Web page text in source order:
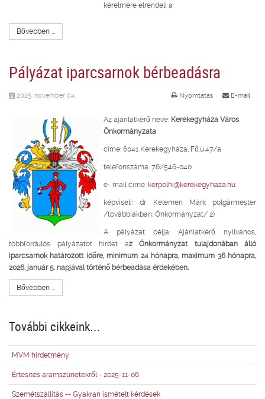
kérelmére elrendeli a
Bővebben ...
Pályázat iparcsarnok bérbeadásra
Nyomtatás E-mail
2025. november 04.
Az ajánlatkérő neve: Kerekegyháza Város
Önkormányzata
címe: 6041 Kerekegyháza, Fő.u.47/a
telefonszáma: 76/546-040
e- mail címe: kerpolhi@kerekegyhaza.hu
képviseli: dr Kelemen Márk polgármester
/továbbiakban: Önkormányzat/ 2)
A pályázat célja: Ajánlatkérő nyilvános,
többfordulós pályázatot hirdet az Önkormányzat tulajdonában álló
iparcsarnok határozott időre, minimum 24 hónapra, maximum 36 hónapra,
2026. január 5. napjával történő bérbeadása érdekében.
Bővebben ...
További cikkeink...
MVM hirdetmény
Értesítés áramszünetekről - 2025-11-06
Szemétszállítás -- Gyakran ismételt kérdések